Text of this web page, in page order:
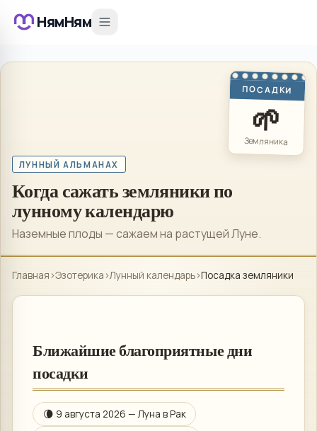
НямНям
ЛУННЫЙ АЛЬМАНАХ
Когда сажать земляники по
лунному календарю
Наземные плоды — сажаем на растущей Луне.
ПОСАДКИ
🌱
Земляника
Главная ›Эзотерика ›Лунный календарь›Посадка земляники
Ближайшие благоприятные дни
посадки
🌘 9 августа 2026 — Луна вРак